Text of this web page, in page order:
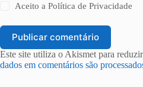
Aceito aPolítica de Privacidade
Publicar comentário
Este site utiliza o Akismet para
dados em comentários são